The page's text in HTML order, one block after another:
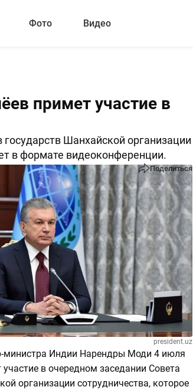
Фото Видео
примет участие в
Шанхайской организации
в формате видеоконференции.
Поделиться
president.uz
министра Индии Нарендры Моди 4 июля
в очередном заседании Совета
организации сотрудничества, которое